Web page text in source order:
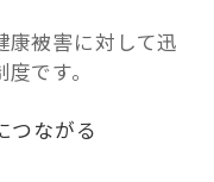
康被害に対して迅
です。
つながる